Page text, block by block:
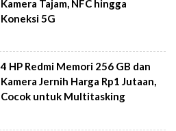
Kamera Tajam, NFC hingga
Koneksi 5G
4 HP Redmi Memori 256 GB dan
Kamera Jernih Harga Rp1 Jutaan,
Cocok untuk Multitasking